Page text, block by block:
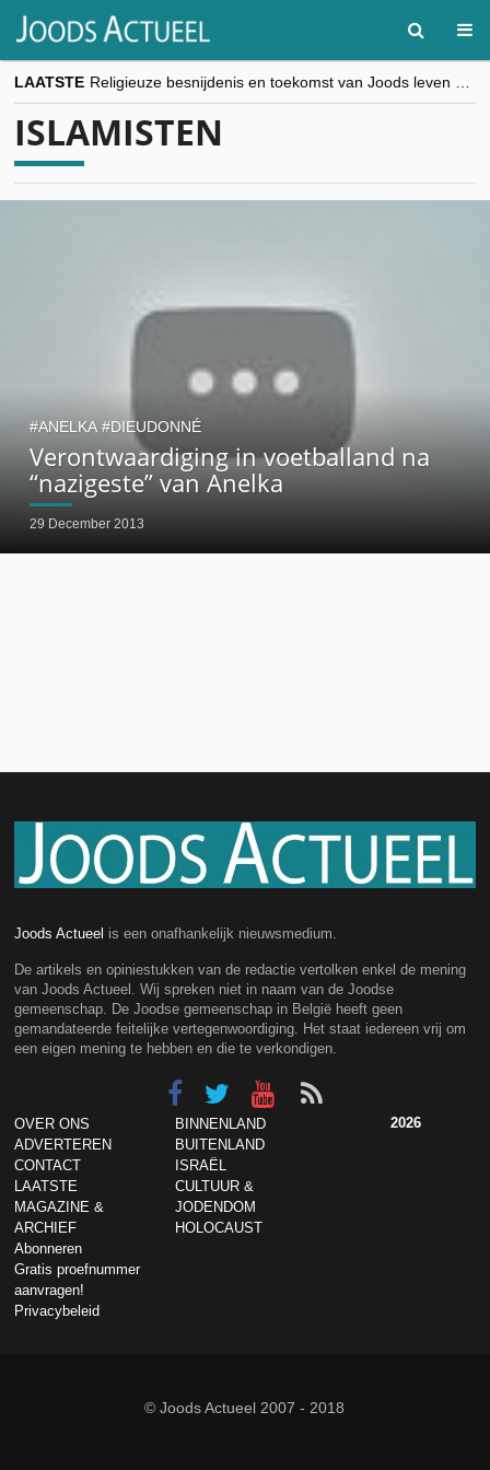
LAATSTE
“Besnijdenisdebat toont hoe moeilijk seculiere Westen minderheden begrijpt”, Jinnih Beels (Vooruit)
ISLAMISTEN
Verontwaardiging in voetballand na
“nazigeste” van Anelka
29 December 2013
ANELKA DIEUDONNÉ
Joods Actueel is een onafhankelijk nieuwsmedium.
De artikels en opiniestukken van de redactie vertolken enkel de mening
van Joods Actueel. Wij spreken niet in naam van de Joodse
gemeenschap. De Joodse gemeenschap in België heeft geen
gemandateerde feitelijke vertegenwoordiging. Het staat iedereen vrij om
een eigen mening te hebben en die te verkondigen.
OVER ONS
ADVERTEREN
CONTACT
LAATSTE
MAGAZINE &
ARCHIEF
Abonneren
Gratis proefnummer
aanvragen!
Privacybeleid
BINNENLAND
BUITENLAND
ISRAËL
CULTUUR &
JODENDOM
HOLOCAUST
2026
© Joods Actueel 2007 - 2018